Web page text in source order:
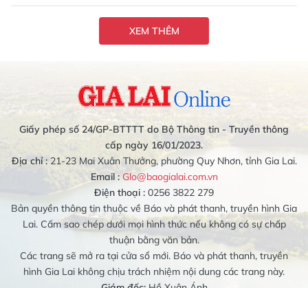
XEM THÊM
Giấy phép số 24/GP-BTTTT do Bộ Thông tin - Truyền thông
cấp ngày 16/01/2023.
Địa chỉ :21-23 Mai Xuân Thưởng, phường Quy Nhơn, tỉnh Gia Lai.
Email : Glo@baogialai.com.vn
Điện thoại : 0256 3822 279
Bản quyền thông tin thuộc về Báo và phát thanh, truyền hình Gia
Lai. Cấm sao chép dưới mọi hình thức nếu không có sự chấp
thuận bằng văn bản.
Các trang sẽ mở ra tại cửa sổ mới. Báo và phát thanh, truyền
hình Gia Lai không chịu trách nhiệm nội dung các trang này.